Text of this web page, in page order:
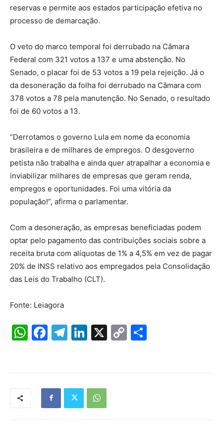
reservas e permite aos estados participação efetiva no
processo de demarcação.
O veto do marco temporal foi derrubado na Câmara
Federal com 321 votos a 137 e uma abstenção. No
Senado, o placar foi de 53 votos a 19 pela rejeição. Já o
da desoneração da folha foi derrubado na Câmara com
378 votos a 78 pela manutenção. No Senado, o resultado
foi de 60 votos a 13.
“Derrotamos o governo Lula em nome da economia
brasileira e de milhares de empregos. O desgoverno
petista não trabalha e ainda quer atrapalhar a economia e
inviabilizar milhares de empresas que geram renda,
empregos e oportunidades. Foi uma vitória da
população!”, afirma o parlamentar.
Com a desoneração, as empresas beneficiadas podem
optar pelo pagamento das contribuições sociais sobre a
receita bruta com alíquotas de 1% a 4,5% em vez de pagar
20% de INSS relativo aos empregados pela Consolidação
das Leis do Trabalho (CLT).
Fonte: Leiagora
W F
b
o
T
a
m
Li
dI
n
X
C